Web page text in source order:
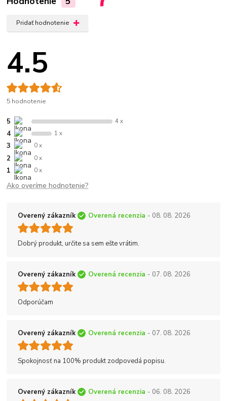
Pridať hodnotenie
4.5
5 hodnotenie
5 4 x
4 1 x
3 0 x
2 0 x
1 0 x
Ako overíme hodnotenie?
Overený zákazník Overená recenzia - 08. 08. 2026
Dobrý produkt, určite sa sem ešte vrátim.
Overený zákazník Overená recenzia - 07. 08. 2026
Odporúčam
Overený zákazník Overená recenzia - 07. 08. 2026
Spokojnosť na 100% produkt zodpovedá popisu.
Overený zákazník Overená recenzia - 06. 08. 2026